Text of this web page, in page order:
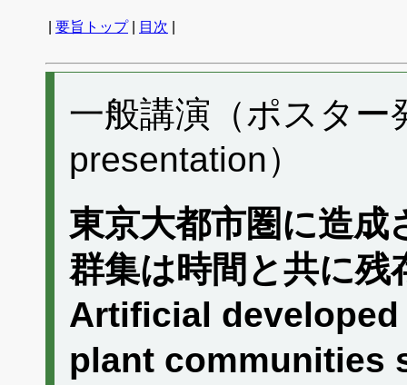
要旨トップ| 目次
一般講演（ポスタ
presentation）
東京大都市圏に造成
群集は時間と共に残
Artificial
plant communities